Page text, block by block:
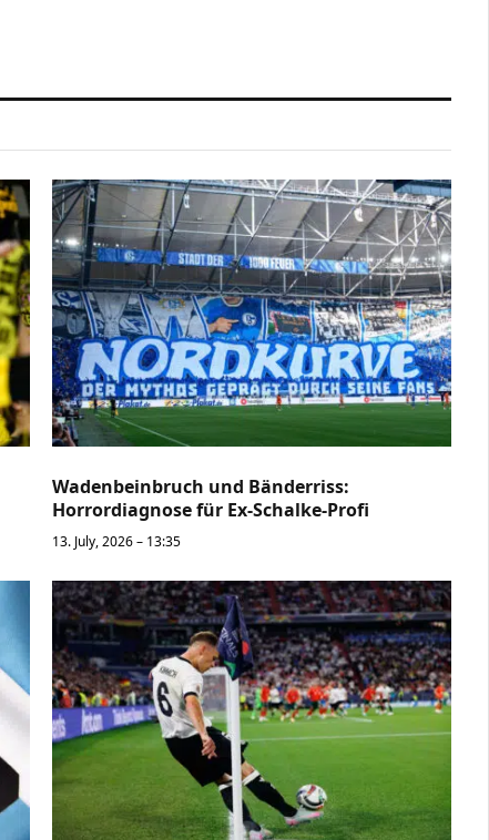
Wadenbeinbruch und Bänderriss:
Horrordiagnose für Ex-Schalke-Profi
13. July, 2026 – 13:35